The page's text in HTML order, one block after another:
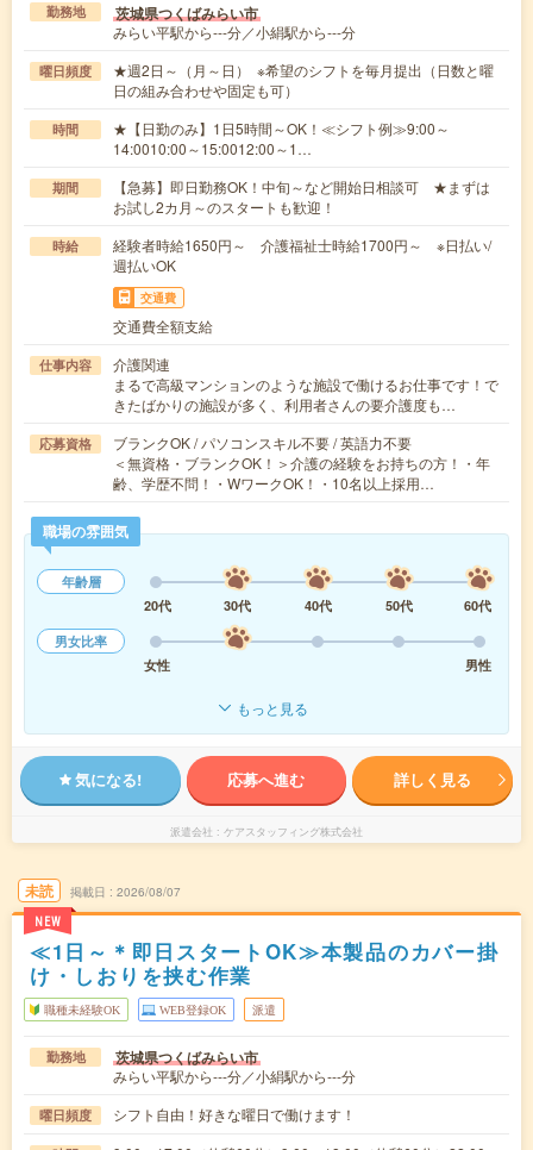
勤務地 茨城県つくばみらい市
みらい平駅から---分／小絹駅から---分
曜日頻度
★週2日～（月～日） ※希望のシフトを毎月提出（日数と曜
日の組み合わせや固定も可）
時間
★【日勤のみ】1日5時間～OK！≪シフト例≫9:00～
14:0010:00～15:0012:00～1…
期間
【急募】即日勤務OK！中旬～など開始日相談可 ★まずは
お試し2カ月～のスタートも歓迎！
時給
経験者時給1650円～ 介護福祉士時給1700円～ ※日払い/
週払いOK
交通費
交通費全額支給
仕事内容
介護関連
まるで高級マンションのような施設で働けるお仕事です！で
きたばかりの施設が多く、利用者さんの要介護度も…
応募資格
ブランクOK / パソコンスキル不要 / 英語力不要
＜無資格・ブランクOK！＞介護の経験をお持ちの方！・年
齢、学歴不問！・WワークOK！・10名以上採用…
職場の雰囲気
年齢層
20代
30代 40代 50代
60代
男女比率
女性
男性
もっと見る
気になる! 応募へ進む 詳しく見る
派遣会社 ケアスタッフィング株式会社
未読
NEW
掲載日 2026/08/07
≪1日～＊即日スタートOK≫本製品のカバー掛
け・しおりを挟む作業
職種未経験OK WEB登録OK 派遣
勤務地 茨城県つくばみらい市
みらい平駅から---分／小絹駅から---分
曜日頻度 シフト自由！好きな曜日で働けます！